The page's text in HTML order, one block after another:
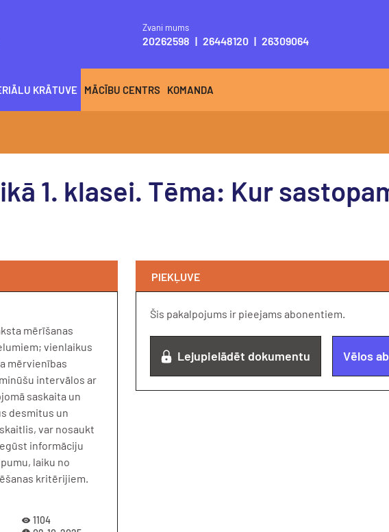
Zvani mums
20262598 | 26448120 | 26309064
KRĀTUVE MĀCĪBU CENTRS KOMANDA
1. klasei. Tēma: Kur
mērīšanas
vienlaikus
mērvienības
intervālos ar
saskaita un
desmitus un
var nosaukt
informāciju
laiku no
kritērijiem.
1104
PIEKĻUVE
Šis pakalpojums ir pieejams abonentiem.
Lejupielādēt dokumentu Vēlos